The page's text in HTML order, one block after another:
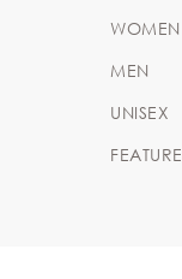
WOMEN
MEN
UNISEX